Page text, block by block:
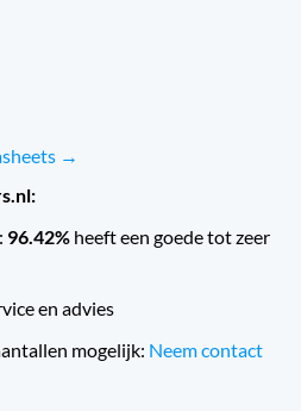
→
96.42% heeft een goede tot zeer
en advies
mogelijk: Neem contact